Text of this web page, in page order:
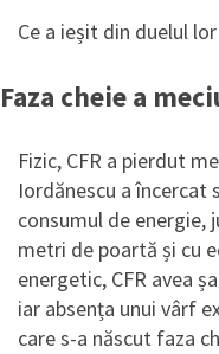
Ce a ieșit din duelul
Faza cheie a
Fizic, CFR a pierdut
Iordănescu a încercat
consumul de energie,
metri de poartă și cu
energetic, CFR avea
iar absența unui vârf
care s-a născut faza